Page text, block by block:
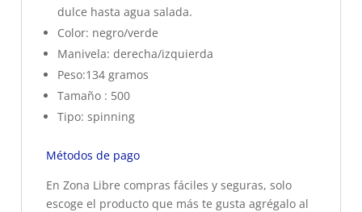
dulce hasta agua salada.
Color: negro/verde
Manivela: derecha/izquierda
Peso:134 gramos
Tamaño : 500
Tipo: spinning
Métodos de pago
En Zona Libre compras fáciles y seguras, solo
escoge el producto que más te gusta agrégalo al